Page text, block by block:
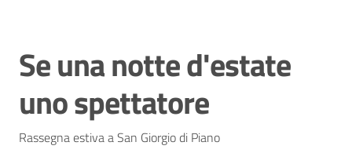
Biblioteche
Cosa
offriamo
Salta al contenuto
Se una notte d'estate
uno spettatore
Rassegna estiva a San Giorgio di Piano